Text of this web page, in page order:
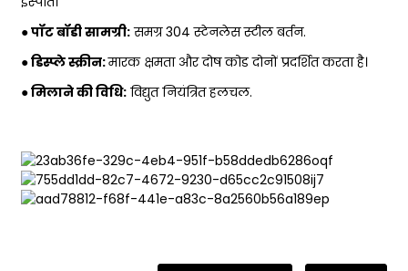
● पॉट बॉडी सामग्री:समग्र 304 स्टेनलेस स्टील बर्तन.
● डिस्प्ले स्क्रीन:मारक क्षमता और दोष कोड दोनों प्रदर्शित करता है।
● मिलाने की विधि:विद्युत नियंत्रित हलचल.